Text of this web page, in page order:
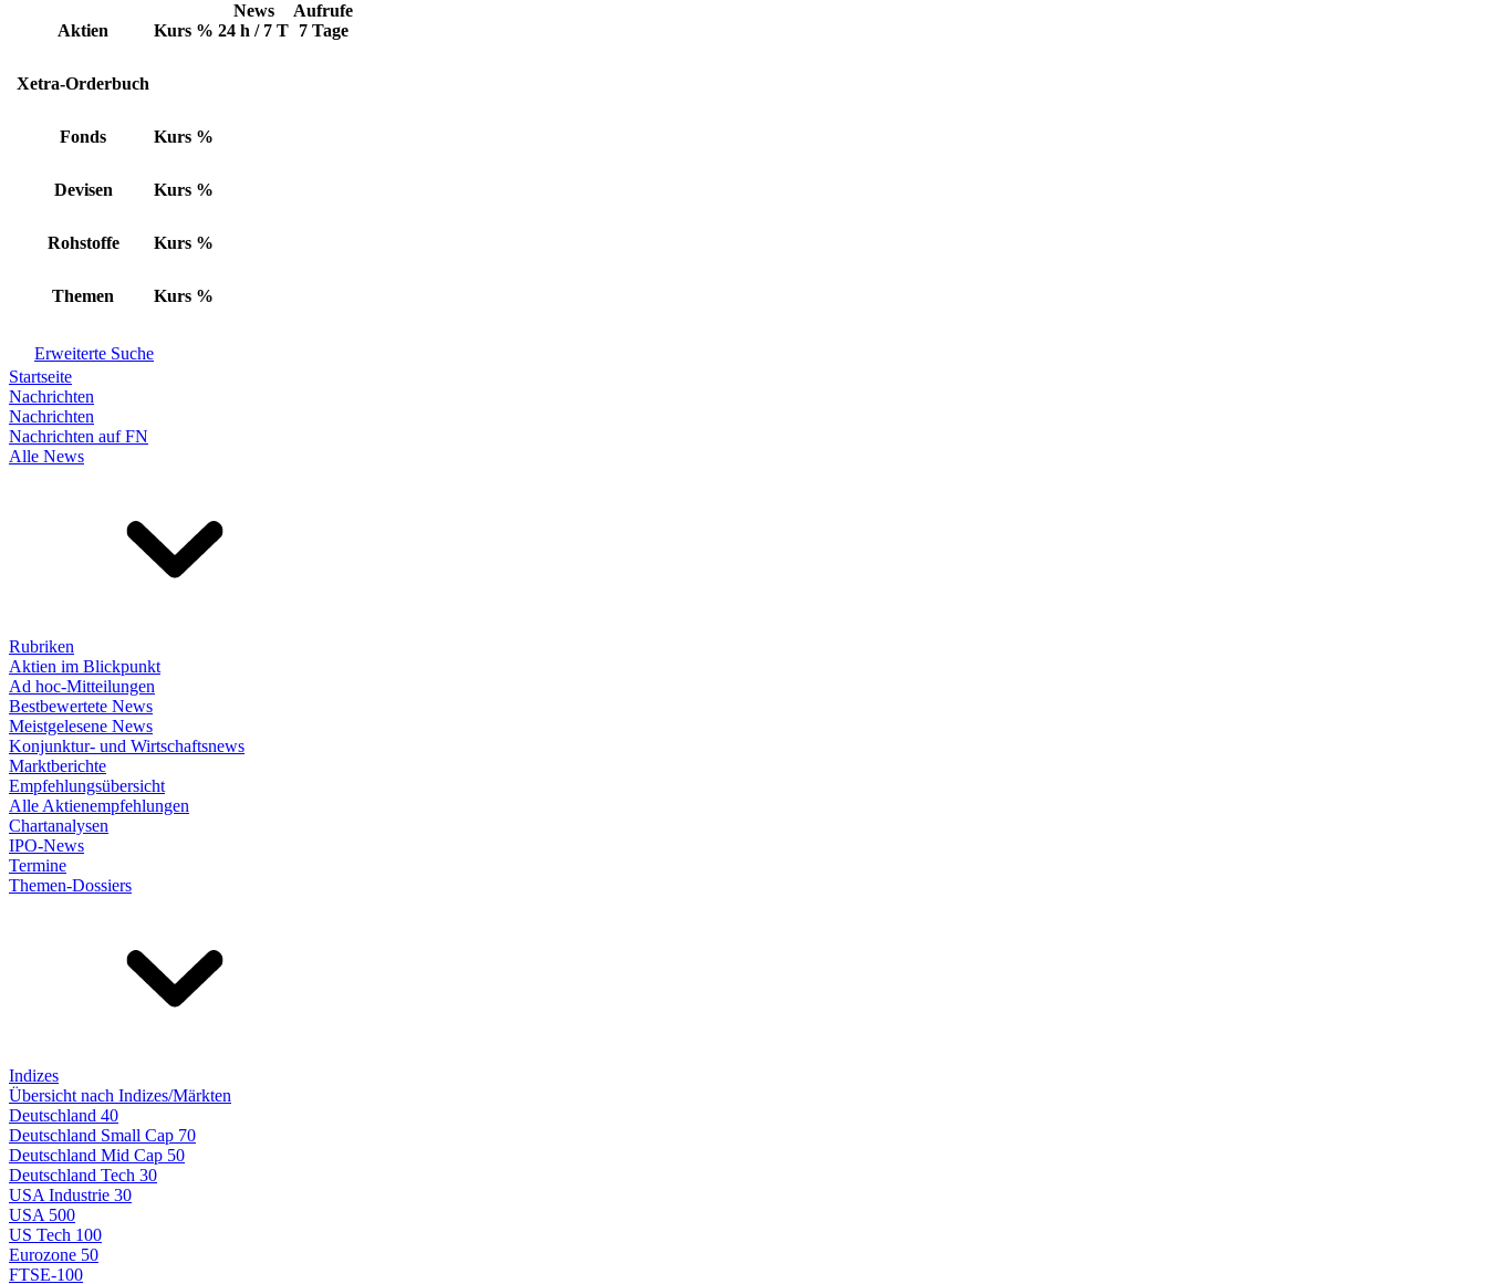
Aktien Kurs %
News
24 h / 7 T
Aufrufe
7 Tage
Xetra-Orderbuch
Fonds Kurs %
Devisen Kurs %
Rohstoffe Kurs %
Themen Kurs %
Erweiterte Suche
Startseite
Nachrichten
Nachrichten
Nachrichten auf FN
Alle News
Rubriken
Aktien im Blickpunkt
Ad hoc-Mitteilungen
Bestbewertete News
Meistgelesene News
Konjunktur- und Wirtschaftsnews
Marktberichte
Empfehlungsübersicht
Alle Aktienempfehlungen
Chartanalysen
IPO-News
Termine
Themen-Dossiers
Indizes
Übersicht nach Indizes/Märkten
Deutschland 40
Deutschland Small Cap 70
Deutschland Mid Cap 50
Deutschland Tech 30
USA Industrie 30
USA 500
US Tech 100
Eurozone 50
FTSE-100